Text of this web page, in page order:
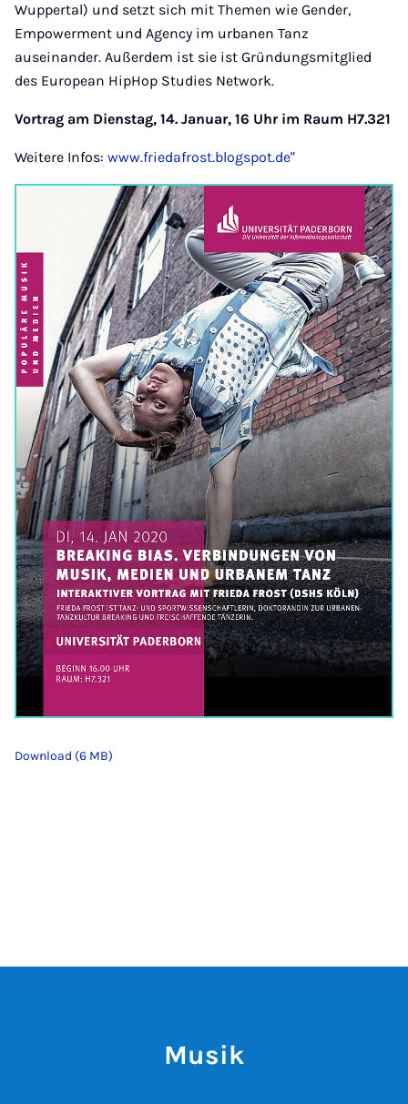
Wuppertal) und setzt sich mit Themen wie Gender,
Empowerment und Agency im urbanen Tanz
auseinander. Außerdem ist sie ist Gründungsmitglied
des European HipHop Studies Network.
Vortrag am Dienstag, 14. Januar, 16 Uhr im Raum H7.321
Weitere Infos: www.friedafrost.blogspot.de"
Download (6 MB)
Musik